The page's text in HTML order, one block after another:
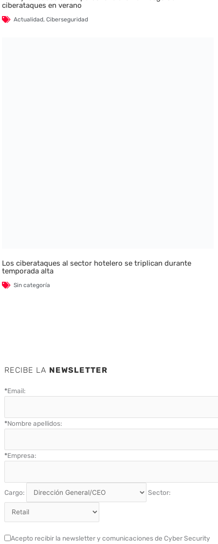
ciberataques en verano
Actualidad,Ciberseguridad
Los ciberataques al sector hotelero se triplican durante
temporada alta
Sin categoría
RECIBE LA NEWSLETTER
*Email:
*Nombre apellidos:
*Empresa:
Cargo: Sector:
Acepto recibir la newsletter y comunicaciones de Cyber Security